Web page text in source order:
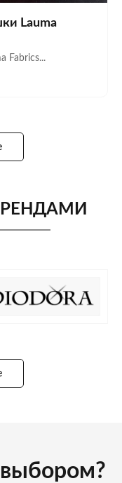
Lauma
Fabrics...
выбором?